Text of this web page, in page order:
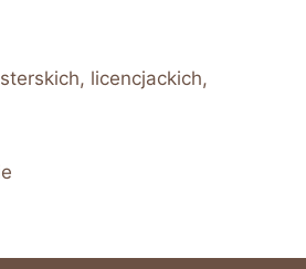
licencjackich,